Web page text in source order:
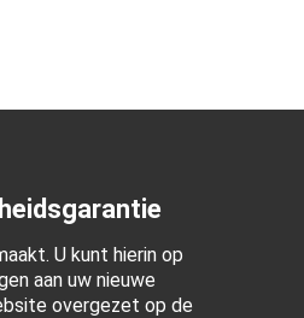
U kunt hierin op
aan uw nieuwe
overgezet op de